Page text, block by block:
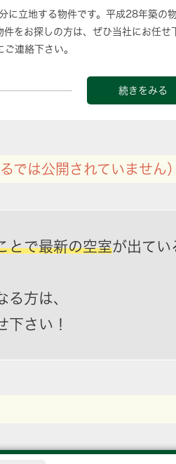
に立地する物件です。平成28年築の
をお探しの方は、ぜひ当社にお任
連絡下さい。
続きをみる
では公開されていません）
とで最新の空室が出てい
る方は、
下さい！